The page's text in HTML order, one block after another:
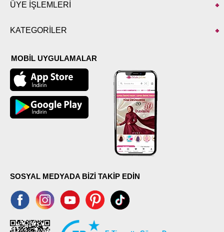
ÜYE İŞLEMLERİ
KATEGORİLER
MOBİL UYGULAMALAR
SOSYAL MEDYADA BİZİ TAKİP EDİN